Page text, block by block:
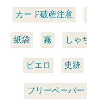
カード破産注意
紙袋 霧 しゃ
ピエロ 史跡
フリーペーパー